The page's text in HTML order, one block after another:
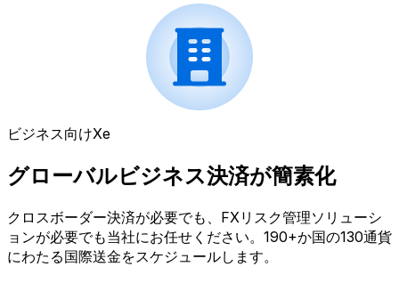
ビジネス向けXe
グローバルビジネス決済が簡素化
クロスボーダー決済が必要でも、FXリスク管理ソリューシ
ョンが必要でも当社にお任せください。190+か国の130通貨
にわたる国際送金をスケジュールします。